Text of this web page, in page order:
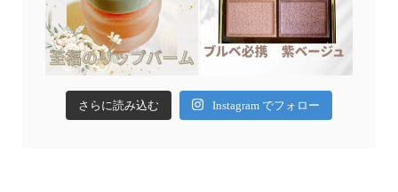
さらに読み込む Instagram でフォロー